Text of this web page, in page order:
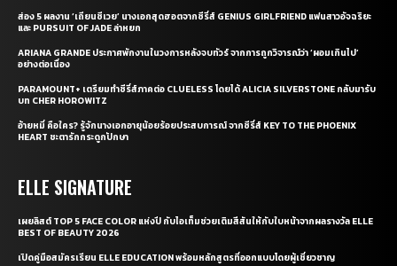
ส่อง 5 ผลงาน ‘เถียนซีเวย’ นางเอกสุดฮอตจากซีรี่ส์ GENIUS GIRLFRIEND แฟนสาวอัจฉริยะ
และ PURSUIT OF JADE ล่าหยก
ARIANA GRANDE ประกาศพักงานในวงการหลังจบทัวร์ จากการถูกวิจารณ์ว่า ‘ผอมเกินไป’
อย่างต่อเนื่อง
PARAMOUNT+ เตรียมทำซีรี่ส์ภาคต่อ CLUELESS โดยได้ ALICIA SILVERSTONE กลับมารับ
บท CHER HOROWITZ
อ้ายหมี่ คือใคร? รู้จักนางเอกอายุน้อยร้อยประสบการณ์ จากซีรี่ส์ KEY TO THE PHOENIX
HEART ชะตารักกระดูกปักษา
ELLE SIGNATURE
เผยลิสต์ TOP 5 FACE COLOR แห่งปี กับไอเท็มช่วยเติมสีสันให้กับใบหน้าจากผลรางวัล ELLE
BEST OF BEAUTY 2026
เปิดคู่มือสมัครเรียน ELLE EDUCATION พร้อมหลักสูตรที่ออกแบบโดยผู้เชี่ยวชาญ